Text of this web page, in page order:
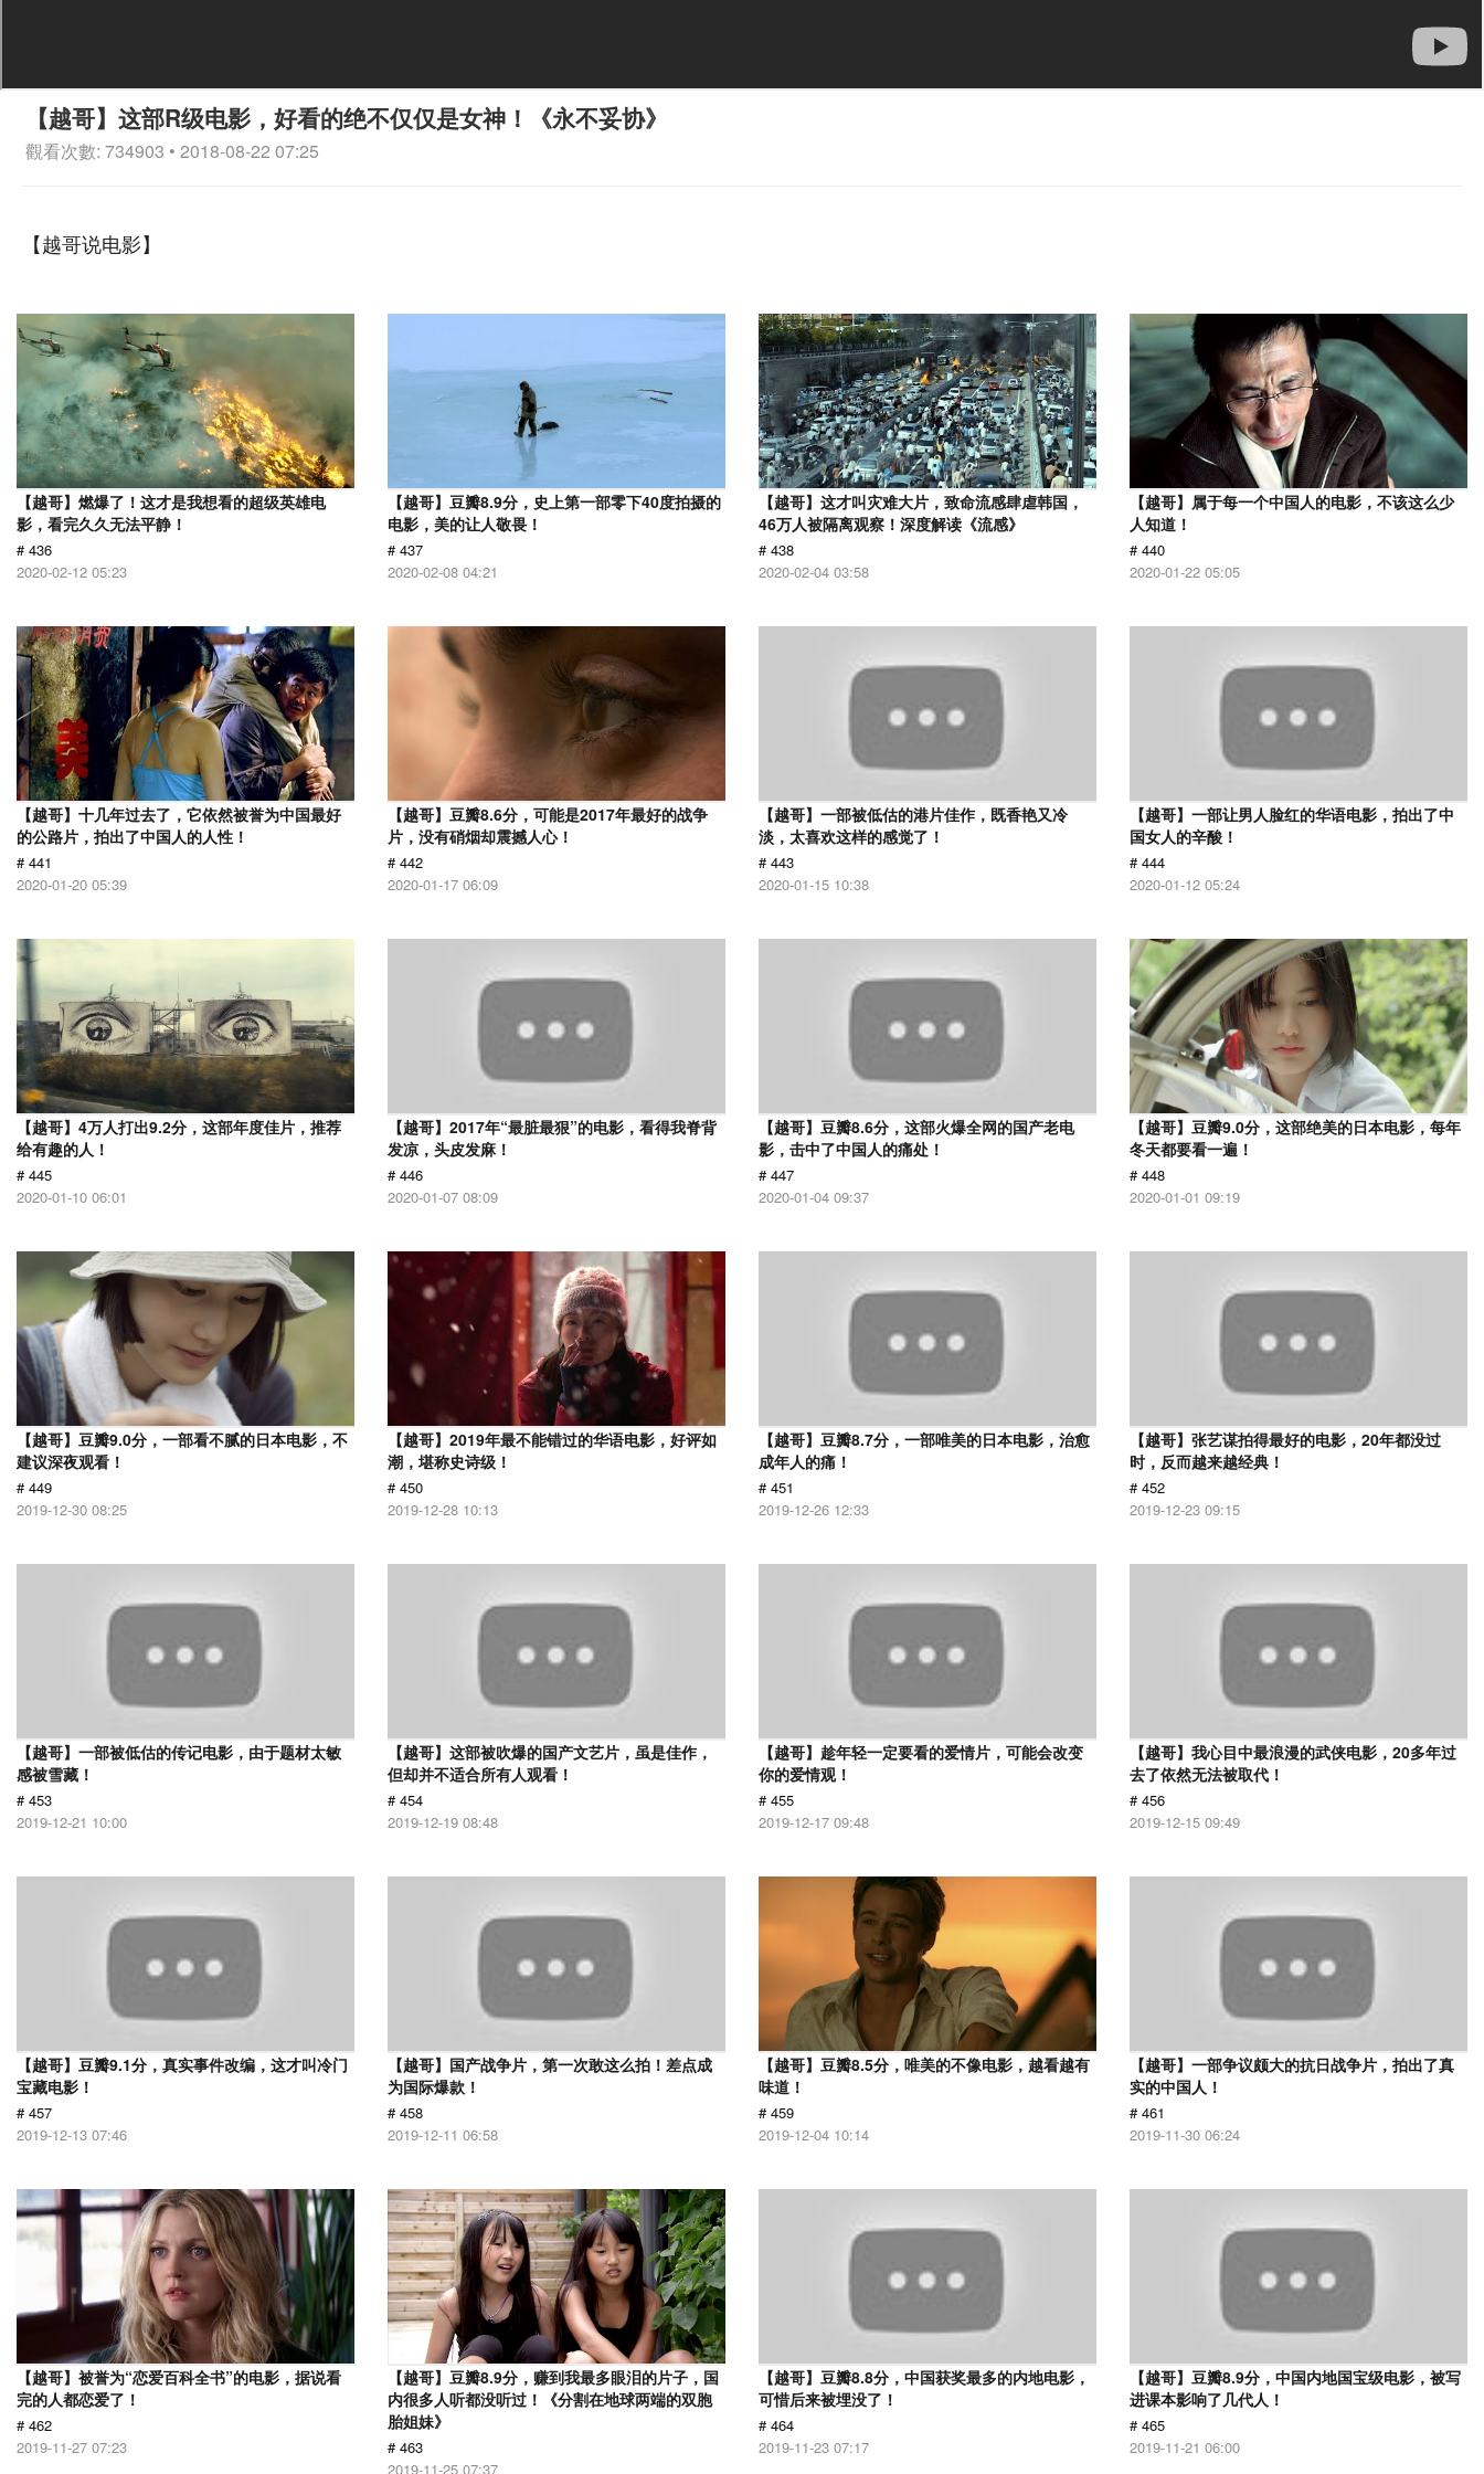
【越哥】这部R级电影，好看的绝不仅仅是女神！《永不妥协》
觀看次數: 734903 • 2018-08-22 07:25
【越哥说电影】
【越哥】燃爆了！这才是我想看的超级英雄电
影，看完久久无法平静！
# 436
2020-02-12 05:23
【越哥】豆瓣8.9分，史上第一部零下40度拍摄的
电影，美的让人敬畏！
# 437
2020-02-08 04:21
【越哥】这才叫灾难大片，致命流感肆虐韩国，
46万人被隔离观察！深度解读《流感》
# 438
2020-02-04 03:58
【越哥】属于每一个中国人的电影，不该这么少
人知道！
# 440
2020-01-22 05:05
【越哥】十几年过去了，它依然被誉为中国最好
的公路片，拍出了中国人的人性！
# 441
2020-01-20 05:39
【越哥】豆瓣8.6分，可能是2017年最好的战争
片，没有硝烟却震撼人心！
# 442
2020-01-17 06:09
【越哥】一部被低估的港片佳作，既香艳又冷
淡，太喜欢这样的感觉了！
# 443
2020-01-15 10:38
【越哥】一部让男人脸红的华语电影，拍出了中
国女人的辛酸！
# 444
2020-01-12 05:24
【越哥】4万人打出9.2分，这部年度佳片，推荐
给有趣的人！
# 445
2020-01-10 06:01
【越哥】2017年“最脏最狠”的电影，看得我脊背
发凉，头皮发麻！
# 446
2020-01-07 08:09
【越哥】豆瓣8.6分，这部火爆全网的国产老电
影，击中了中国人的痛处！
# 447
2020-01-04 09:37
【越哥】豆瓣9.0分，这部绝美的日本电影，每年
冬天都要看一遍！
# 448
2020-01-01 09:19
【越哥】豆瓣9.0分，一部看不腻的日本电影，不
建议深夜观看！
# 449
2019-12-30 08:25
【越哥】2019年最不能错过的华语电影，好评如
潮，堪称史诗级！
# 450
2019-12-28 10:13
【越哥】豆瓣8.7分，一部唯美的日本电影，治愈
成年人的痛！
# 451
2019-12-26 12:33
【越哥】张艺谋拍得最好的电影，20年都没过
时，反而越来越经典！
# 452
2019-12-23 09:15
【越哥】一部被低估的传记电影，由于题材太敏
感被雪藏！
# 453
2019-12-21 10:00
【越哥】这部被吹爆的国产文艺片，虽是佳作，
但却并不适合所有人观看！
# 454
2019-12-19 08:48
【越哥】趁年轻一定要看的爱情片，可能会改变
你的爱情观！
# 455
2019-12-17 09:48
【越哥】我心目中最浪漫的武侠电影，20多年过
去了依然无法被取代！
# 456
2019-12-15 09:49
【越哥】豆瓣9.1分，真实事件改编，这才叫冷门
宝藏电影！
# 457
2019-12-13 07:46
【越哥】国产战争片，第一次敢这么拍！差点成
为国际爆款！
# 458
2019-12-11 06:58
【越哥】豆瓣8.5分，唯美的不像电影，越看越有
味道！
# 459
2019-12-04 10:14
【越哥】一部争议颇大的抗日战争片，拍出了真
实的中国人！
# 461
2019-11-30 06:24
【越哥】被誉为“恋爱百科全书”的电影，据说看
完的人都恋爱了！
# 462
2019-11-27 07:23
【越哥】豆瓣8.9分，赚到我最多眼泪的片子，国
内很多人听都没听过！《分割在地球两端的双胞
胎姐妹》
# 463
2019-11-25 07:37
【越哥】豆瓣8.8分，中国获奖最多的内地电影，
可惜后来被埋没了！
# 464
2019-11-23 07:17
【越哥】豆瓣8.9分，中国内地国宝级电影，被写
进课本影响了几代人！
# 465
2019-11-21 06:00